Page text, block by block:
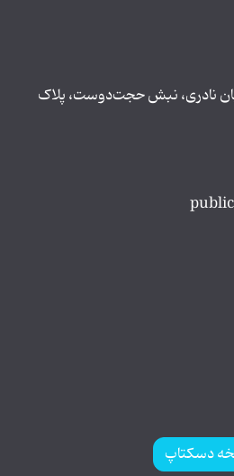
نادری، نبش حجت‌دوست، پلاک
دسکتاپ